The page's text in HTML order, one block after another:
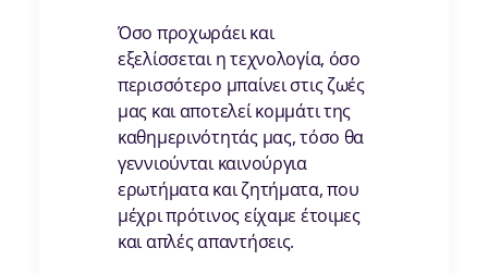
Όσο προχωράει και
εξελίσσεται η τεχνολογία, όσο
περισσότερο μπαίνει στις ζωές
μας και αποτελεί κομμάτι της
καθημερινότητάς μας, τόσο θα
γεννιούνται καινούργια
ερωτήματα και ζητήματα, που
μέχρι πρότινος είχαμε έτοιμες
και απλές απαντήσεις.